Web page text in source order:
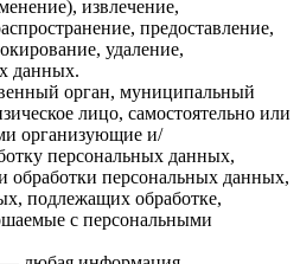
извлечение,
предоставление,
удаление,
данных.
орган, муниципальный
лицо, самостоятельно или
организующие и/
персональных данных,
обработки персональных данных,
подлежащих обработке,
с персональными